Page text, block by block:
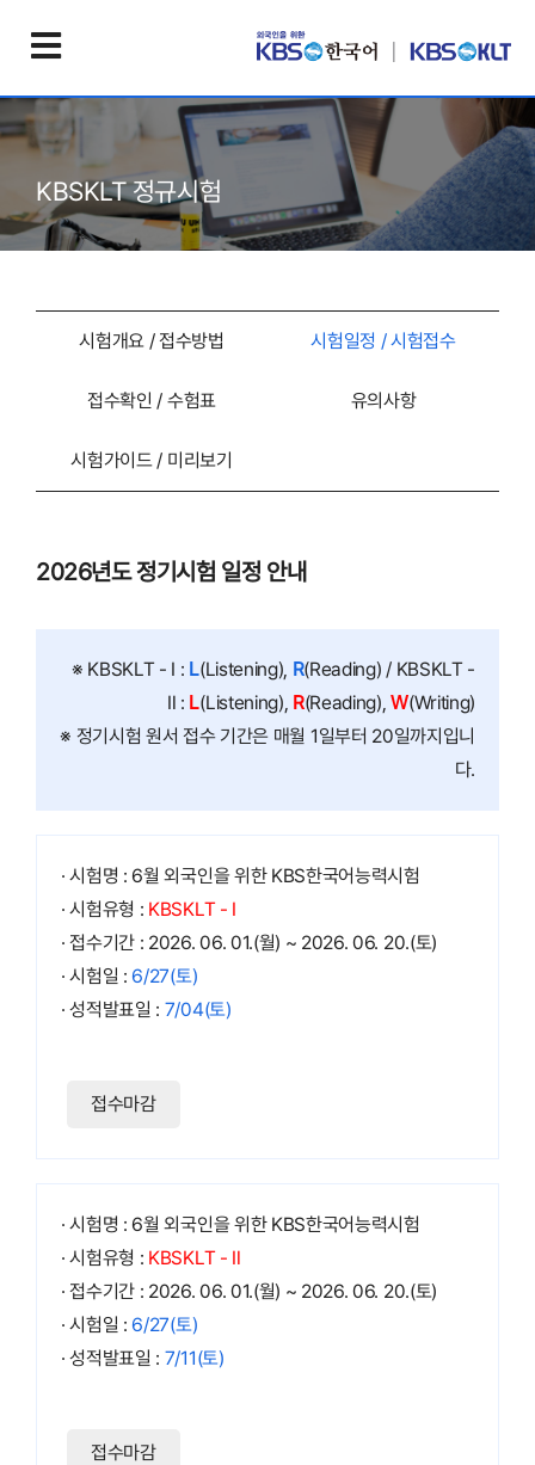
KBSKLT 정규시험
시험개요 / 접수방법 시험일정 / 시험접수
접수확인 / 수험표 유의사항
시험가이드 / 미리보기
2026년도 정기시험 일정 안내
※ KBSKLT - Ⅰ : L(Listening), R(Reading) / KBSKLT -
Ⅱ : L(Listening), R(Reading),W(Writing)
※ 정기시험 원서 접수 기간은 매월 1일부터 20일까지입니
다.
· 시험명 : 6월 외국인을 위한 KBS한국어능력시험
· 시험유형 : KBSKLT - Ⅰ
· 접수기간 : 2026. 06. 01.(월) ~ 2026. 06. 20.(토)
· 시험일 :6/27(토)
· 성적발표일 : 7/04(토)
접수마감
· 시험명 : 6월 외국인을 위한 KBS한국어능력시험
· 시험유형 : KBSKLT - Ⅱ
· 접수기간 : 2026. 06. 01.(월) ~ 2026. 06. 20.(토)
· 시험일 :6/27(토)
· 성적발표일 : 7/11(토)
접수마감